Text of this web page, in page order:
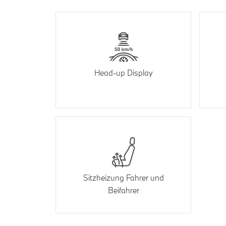
Head-up Display
Sitzheizung Fahrer und
Beifahrer